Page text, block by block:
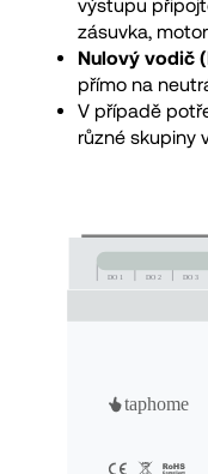
výstupu
zásuvka,
Nulový vodič
přímo na
V případě
různé skupiny